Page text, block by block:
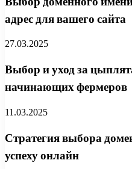
адрес для вашего сайта
27.03.2025
Выбор и уход за
начинающих фермеров
11.03.2025
Стратегия выбора
успеху онлайн